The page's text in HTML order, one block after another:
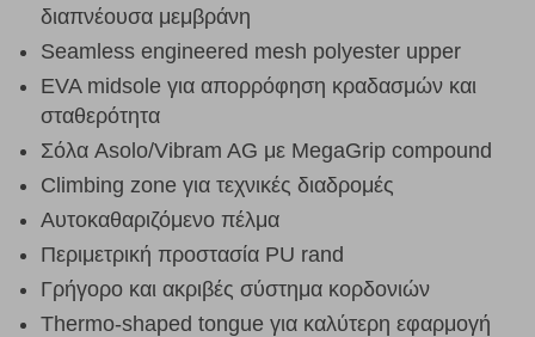
διαπνέουσα μεμβράνη
Seamless engineered mesh polyester upper
EVA midsole για απορρόφηση κραδασμών και
σταθερότητα
Σόλα Asolo/Vibram AG με MegaGrip compound
Climbing zone για τεχνικές διαδρομές
Αυτοκαθαριζόμενο πέλμα
Περιμετρική προστασία PU rand
Γρήγορο και ακριβές σύστημα κορδονιών
Thermo-shaped tongue για καλύτερη εφαρμογή